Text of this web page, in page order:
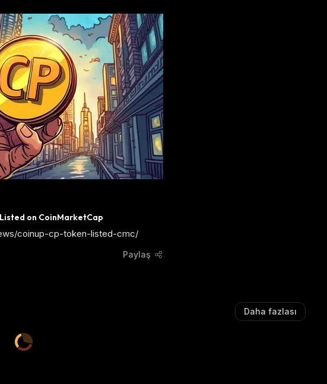
on CoinMarketCap
coinup-cp-token-listed-cmc/
Paylaş
Daha fazlası